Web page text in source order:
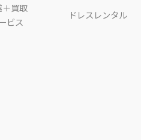
＋買取
ビス
ドレスレンタル